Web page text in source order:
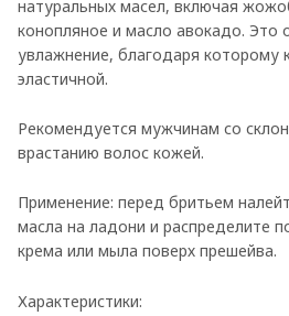
натуральных масел, включая
конопляное и масло авокадо. Это
увлажнение, благодаря которому
эластичной.
Рекомендуется мужчинам со
врастанию волос кожей.
Применение: перед бритьем
масла на ладони и распределите
крема или мыла поверх прешейва.
Характеристики: